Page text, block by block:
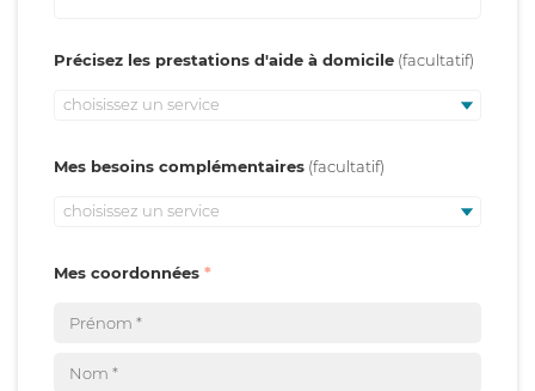
Précisez les prestations d'aide à domicile
choisissez un service
Mes besoins complémentaires
choisissez un service
Mes coordonnées